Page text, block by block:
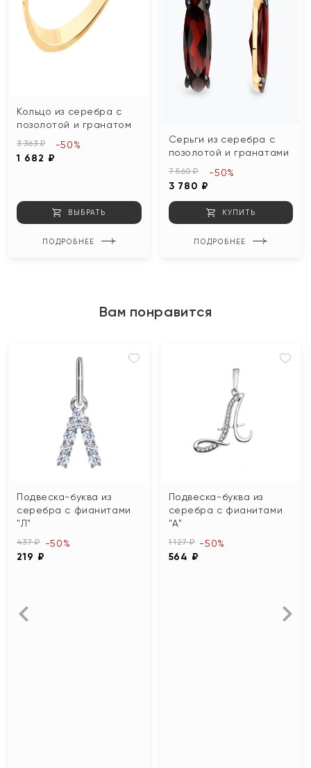
Кольцо из серебра с
позолотой и гранатом
3 363 ₽
1 682 ₽
-50%
ВЫБРАТЬ
ПОДРОБНЕЕ
Серьги из серебра с
позолотой и гранатами
7 560 ₽
3 780 ₽
-50%
КУПИТЬ
ПОДРОБНЕЕ
Вам понравится
Подвеска-буква из
серебра с фианитами
"Л"
437 ₽
219 ₽
-50%
Подвеска-буква из
серебра с фианитами
"А"
1 127 ₽
564 ₽
-50%